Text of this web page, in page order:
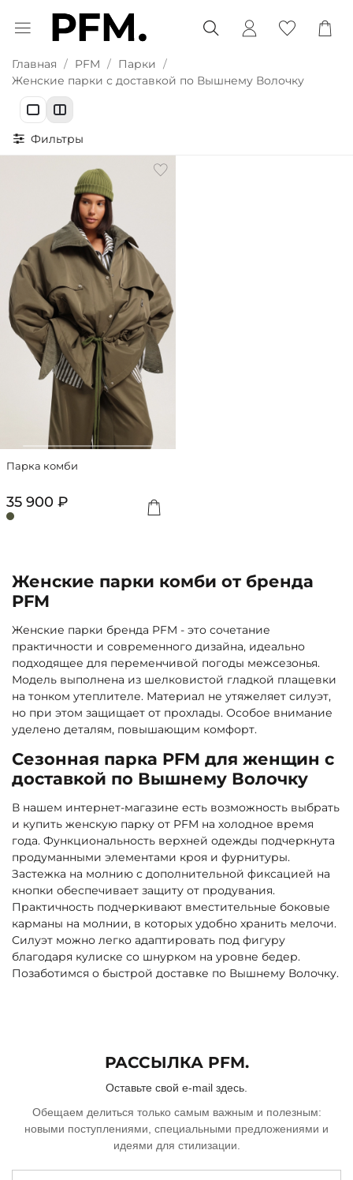
Главная PFM
Парки
Женские парки с доставкой по Вышнему Волочку
Фильтры
Парка комби
35 900 ₽
Женские парки комби от бренда
PFM
Женские парки бренда PFM - это сочетание
практичности и современного дизайна, идеально
подходящее для переменчивой погоды межсезонья.
Модель выполнена из шелковистой гладкой плащевки
на тонком утеплителе. Материал не утяжеляет силуэт,
но при этом защищает от прохлады. Особое внимание
уделено деталям, повышающим комфорт.
Сезонная парка PFM для женщин с
доставкой по Вышнему Волочку
В нашем интернет-магазине есть возможность выбрать
и купить женскую парку от PFM на холодное время
года. Функциональность верхней одежды подчеркнута
продуманными элементами кроя и фурнитуры.
Застежка на молнию с дополнительной фиксацией на
кнопки обеспечивает защиту от продувания.
Практичность подчеркивают вместительные боковые
карманы на молнии, в которых удобно хранить мелочи.
Силуэт можно легко адаптировать под фигуру
благодаря кулиске со шнурком на уровне бедер.
Позаботимся о быстрой доставке по Вышнему Волочку.
РАССЫЛКА PFM.
Оставьте свой e-mail здесь.
Обещаем делиться только самым важным и полезным:
новыми поступлениями, специальными предложениями и
идеями для стилизации.